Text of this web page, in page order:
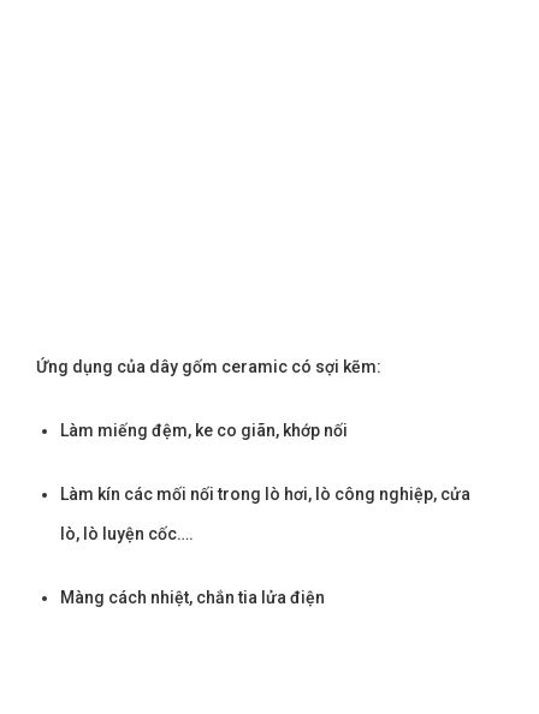
Ứng dụng của dây gốm ceramic có sợi kẽm:
Làm miếng đệm, ke co giãn, khớp nối
Làm kín các mối nối trong lò hơi, lò công nghiệp, cửa
lò, lò luyện cốc….
Màng cách nhiệt, chắn tia lửa điện